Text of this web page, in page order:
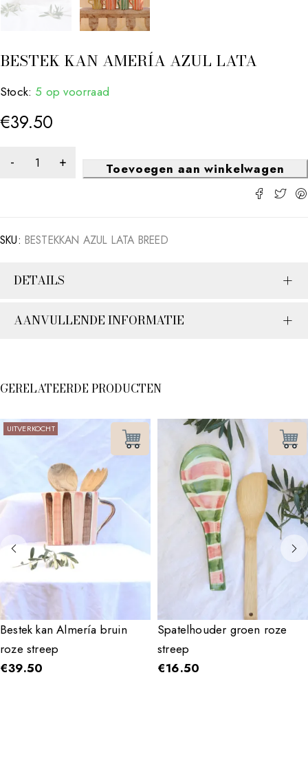
BESTEK KAN AMERÍA AZUL LATA
Stock: 5 op voorraad
€39.50
Toevoegen aan winkelwagen
SKU: BESTEKKAN AZUL LATA BREED
DETAILS
AANVULLENDE INFORMATIE
GERELATEERDE PRODUCTEN
UITVERKOCHT
Bestek kan Almería bruin
roze streep
€39.50
Spatelhouder groen roze
streep
€16.50